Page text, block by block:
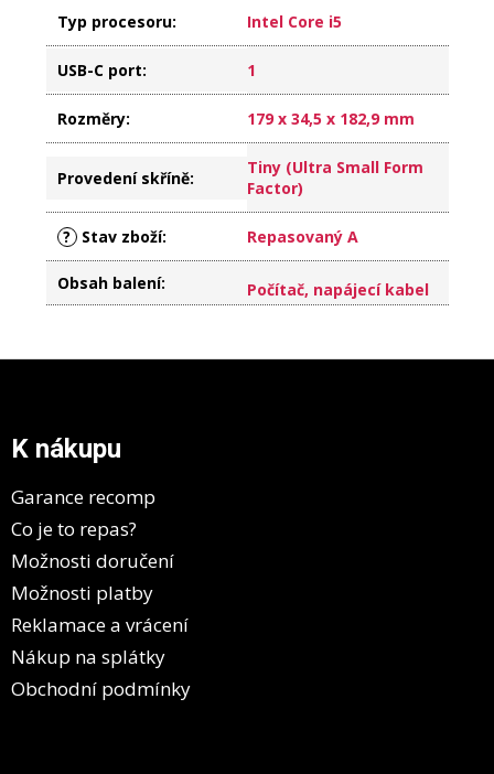
Typ procesoru: Intel Core i5
USB-C port: 1
Rozměry: 179 x 34,5 x 182,9 mm
Provedení skříně:
Tiny (Ultra Small Form
Factor)
? Stav zboží: Repasovaný A
Obsah balení: Počítač, napájecí kabel
K nákupu
Garance recomp
Co je to repas?
Možnosti doručení
Možnosti platby
Reklamace a vrácení
Nákup na splátky
Obchodní podmínky